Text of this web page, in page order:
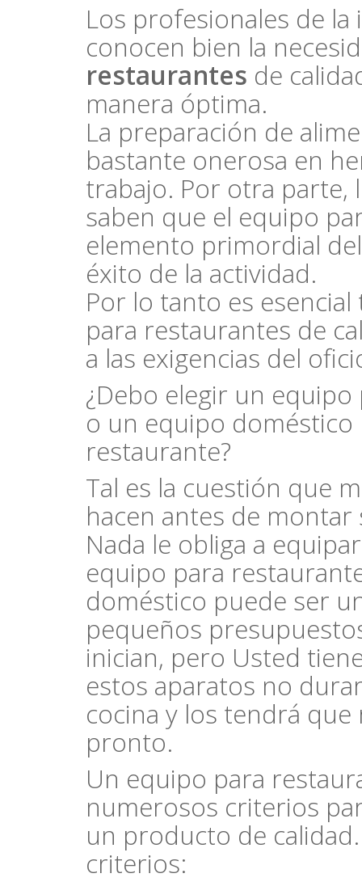
Los profesionales de
conocen bien la
restaurantes de
manera óptima.
La preparación de
bastante onerosa en
trabajo. Por otra parte,
saben que el equipo
elemento primordial
éxito de la actividad.
Por lo tanto es
para restaurantes de
a las exigencias del
¿Debo elegir un
o un equipo doméstico
restaurante?
Tal es la cuestión que
hacen antes de
Nada le obliga a
equipo para
doméstico puede ser
pequeños
inician, pero Usted
estos aparatos no
cocina y los tendrá
pronto.
Un equipo para
numerosos criterios
un producto de
criterios: